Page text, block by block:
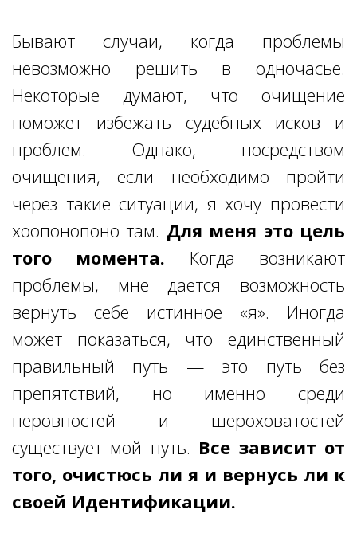
Бывают случаи, когда проблемы
невозможно решить в одночасье.
Некоторые думают, что очищение
поможет избежать судебных исков и
проблем. Однако, посредством
очищения, если необходимо пройти
через такие ситуации, я хочу провести
хоопонопоно там. Для меня это цель
того момента. Когда возникают
проблемы, мне дается возможность
вернуть себе истинное «я». Иногда
может показаться, что единственный
правильный путь — это путь без
препятствий, но именно среди
неровностей и шероховатостей
существует мой путь. Все зависит от
того, очистюсь ли я и вернусь ли к
своей Идентификации.